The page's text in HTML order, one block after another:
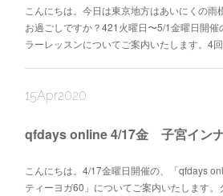
こんにちは。今日は東京地方はあいにくの
お過ごしですか？421火曜日〜5/1金曜日開
ラーレッスンについてご案内いたします。4
15Apr2020
こんにちは。4/17金曜日開催の、「qfdays
ティーヨガ60」についてご案内いたします